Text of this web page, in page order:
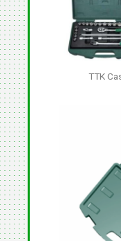
TTK